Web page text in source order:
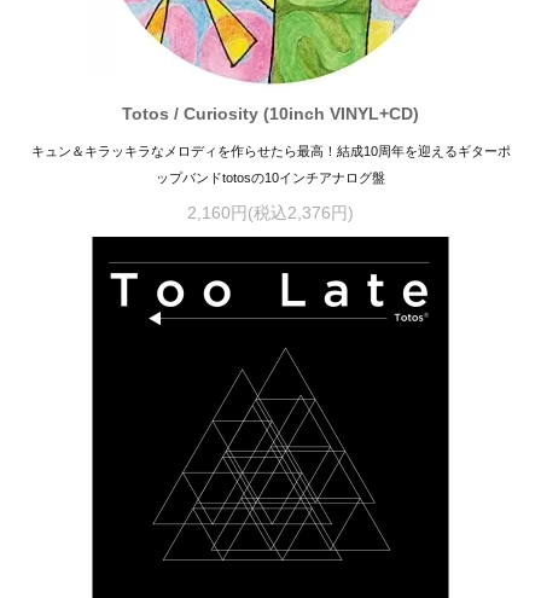
Totos / Curiosity (10inch VINYL+CD)
キュン＆キラッキラなメロディを作らせたら最高！結成10周年を迎えるギターポ
ップバンドtotosの10インチアナログ盤
2,160円(税込2,376円)